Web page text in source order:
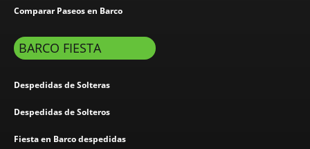
Comparar Paseos en Barco
BARCO FIESTA
Despedidas de Solteras
Despedidas de Solteros
Fiesta en Barco despedidas